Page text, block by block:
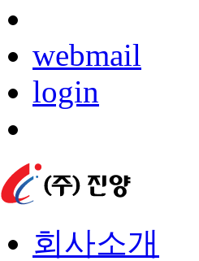
webmail
login
회사소개